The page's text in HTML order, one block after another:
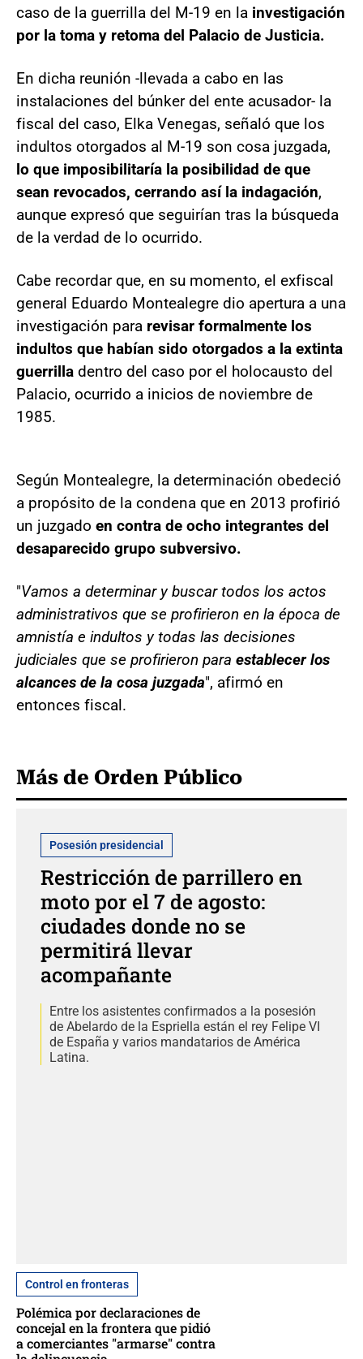
caso de la guerrilla del M-19 en la investigación
por la toma y retoma del Palacio de Justicia.
En dicha reunión -llevada a cabo en las
instalaciones del búnker del ente acusador- la
fiscal del caso, Elka Venegas, señaló que los
indultos otorgados al M-19 son cosa juzgada,
lo que imposibilitaría la posibilidad de que
sean revocados, cerrando así la indagación,
aunque expresó que seguirían tras la búsqueda
de la verdad de lo ocurrido.
Cabe recordar que, en su momento, el exfiscal
general Eduardo Montealegre dio apertura a una
investigación para revisar formalmente los
indultos que habían sido otorgados a la extinta
guerrilla dentro del caso por el holocausto del
Palacio, ocurrido a inicios de noviembre de
1985.
Según Montealegre, la determinación obedeció
a propósito de la condena que en 2013 profirió
un juzgado en contra de ocho integrantes del
desaparecido grupo subversivo.
"Vamos a determinar y buscar todos los actos
administrativos que se profirieron en la época de
amnistía e indultos y todas las decisiones
judiciales que se profirieron para establecer los
alcances de la cosa juzgada", afirmó en
entonces fiscal.
Más de Orden Público
Posesión presidencial
Restricción de parrillero en
moto por el 7 de agosto:
ciudades donde no se
permitirá llevar
acompañante
Entre los asistentes confirmados a la posesión
de Abelardo de la Espriella están el rey Felipe VI
de España y varios mandatarios de América
Latina.
Control en fronteras
Polémica por declaraciones de
concejal en la frontera que pidió
a comerciantes "armarse" contra